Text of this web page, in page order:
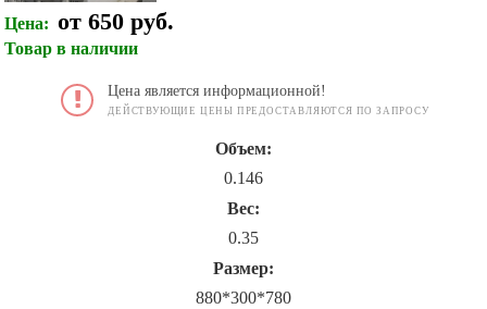
Цена: от 650 руб.
Товар в наличии
Цена является информационной!
ДЕЙСТВУЮЩИЕ ЦЕНЫ ПРЕДОСТАВЛЯЮТСЯ ПО ЗАПРОСУ
Объем:
0.146
Вес:
0.35
Размер:
880*300*780